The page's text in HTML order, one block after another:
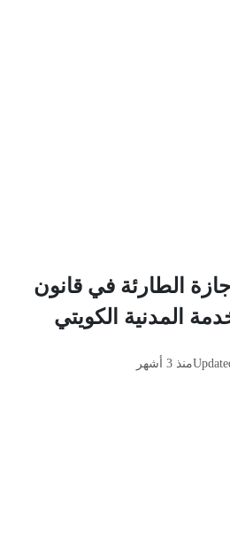
الطارئة في قانون
المدنية الكويتي
منذ 3 أشهر